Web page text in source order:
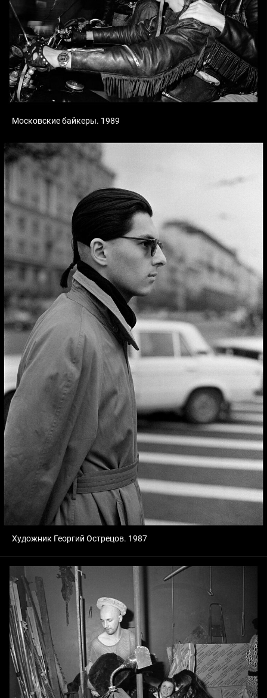
Московские байкеры. 1989
Художник Георгий Острецов. 1987